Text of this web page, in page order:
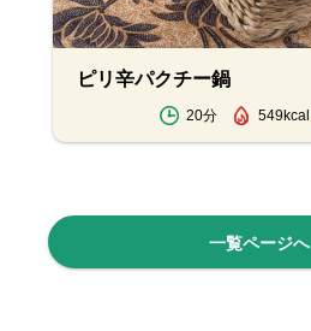
ピリ辛パクチー鍋
20分 549kcal
一覧ページへ